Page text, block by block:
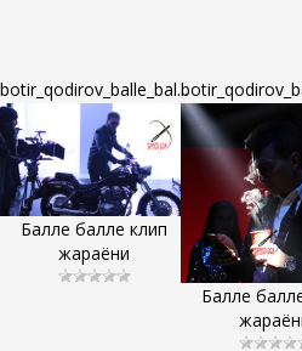
botir_qodirov_balle_bal...
Балле балле клип
жараёни
Балле